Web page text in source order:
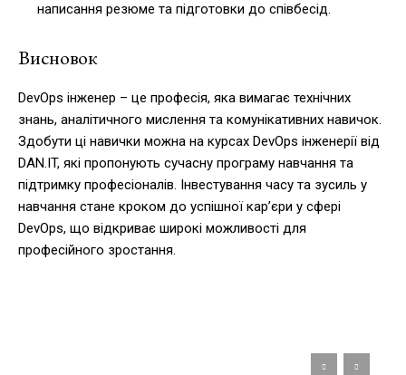
написання резюме та підготовки до співбесід.
Висновок
DevOps інженер – це професія, яка вимагає технічних
знань, аналітичного мислення та комунікативних навичок.
Здобути ці навички можна на курсах DevOps інженерії від
DAN.IT, які пропонують сучасну програму навчання та
підтримку професіоналів. Інвестування часу та зусиль у
навчання стане кроком до успішної кар’єри у сфері
DevOps, що відкриває широкі можливості для
професійного зростання.